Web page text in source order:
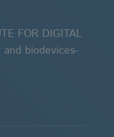
FOR DIGITAL
biodevices-